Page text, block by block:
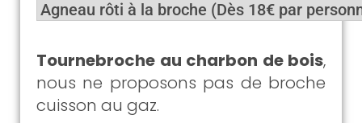
Tournebroche au charbon de bois,
nous ne proposons pas de broche
cuisson au gaz.